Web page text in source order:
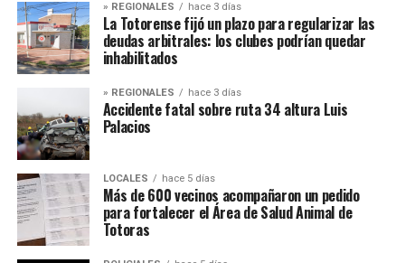
» REGIONALES hace 3 días
La Totorense fijó un plazo para regularizar las
deudas arbitrales: los clubes podrían quedar
inhabilitados
» REGIONALES hace 3 días
Accidente fatal sobre ruta 34 altura Luis
Palacios
LOCALES hace 5 días
Más de 600 vecinos acompañaron un pedido
para fortalecer el Área de Salud Animal de
Totoras